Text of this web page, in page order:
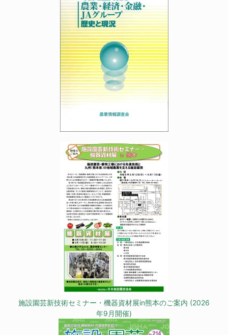
施設園芸新技術セミナー・機器資材展in熊本のご案内 (2026
年9月開催)